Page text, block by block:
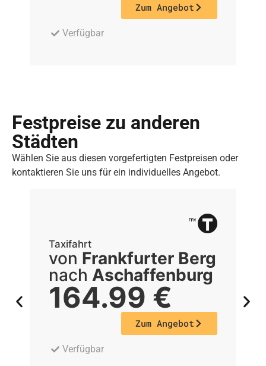
Zum Angebot
Verfügbar
Festpreise zu anderen
Städten
Wählen Sie aus diesen vorgefertigten Festpreisen oder
kontaktieren Sie uns für ein individuelles Angebot.
Taxifahrt
von Frankfurter Berg
nach Aschaffenburg
164.99 €
Zum Angebot
Verfügbar